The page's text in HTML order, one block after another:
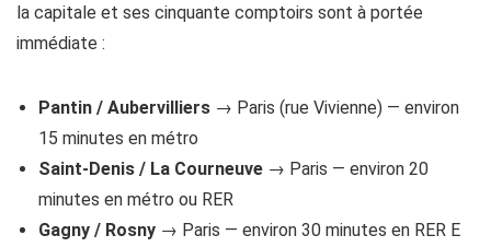
la capitale et ses cinquante comptoirs sont à portée
immédiate :
Pantin / Aubervilliers → Paris (rue Vivienne) — environ
15 minutes en métro
Saint-Denis / La Courneuve → Paris — environ 20
minutes en métro ou RER
Gagny / Rosny → Paris — environ 30 minutes en RER E